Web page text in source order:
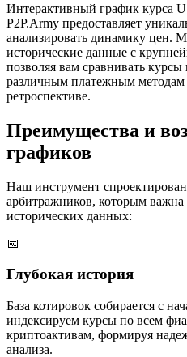
Интерактивный график курса
P2P.Army предоставляет
анализировать динамику цен.
исторические данные с
позволяя вам сравнивать
различным платежным методам
ретроспективе.
Преимущества и
графиков
Наш инструмент
арбитражников, которым важна
исторических данных:
📅
Глубокая история
База котировок собирается с
индексируем курсы по всем
криптоактивам, формируя
анализа.